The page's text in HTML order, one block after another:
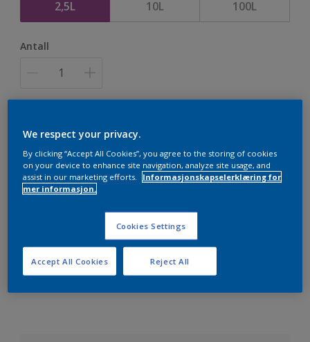
2,5L 10L 100L
Antall
Legg i handleliste
Lagre i dine prosjekter
Visualiser fargen på din vegg
We respect your privacy.
By clicking “Accept All Cookies”, you agree to the storing of cookies
on your device to enhance site navigation, analyze site usage, and
assist in our marketing efforts.
Informasjonskapselerklæring for
mer informasjon.
Cookies Settings
Reject All
Accept All Cookies